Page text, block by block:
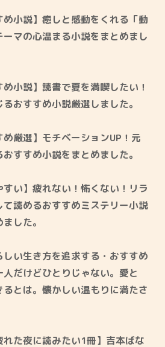
め小説】癒しと感動をくれる「動
ーマの心温まる小説をまとめまし
め小説】読書で夏を満喫したい！
おすすめ小説厳選しました。
め厳選】モチベーションUP！元
すすめ小説をまとめました。
すい】疲れない！怖くない！リラ
て読めるおすすめミステリー小説
した。
しい生き方を追求する・おすすめ
人だけどひとりじゃない。愛と
るとは。懐かしい温もりに満たさ
れた夜に読みたい1冊】吉本ばな